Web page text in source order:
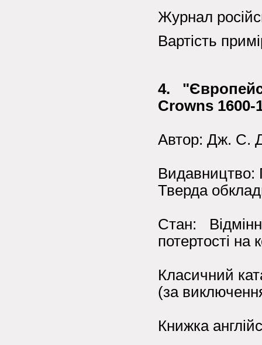
Журнал
Вартість
4.
Crowns 1600-
Автор: Дж. С.
Видавництво:
Тверда
Стан:
потертості на
Класичний
(за
Книжка